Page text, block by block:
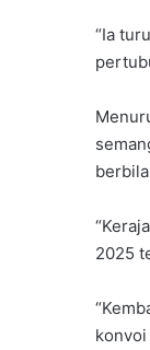
“Ia
2025